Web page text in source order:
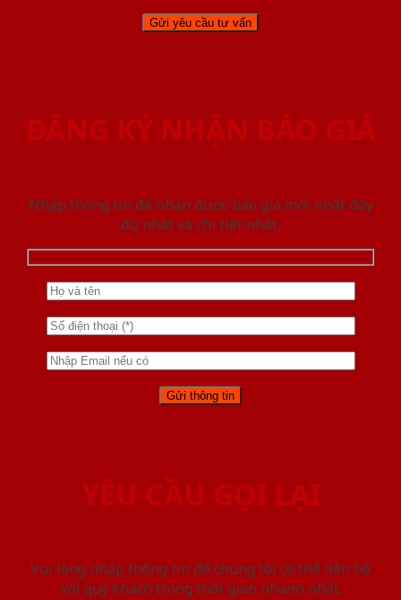
ĐĂNG KÝ NHẬN BÁO GIÁ
Nhập thông tin để nhận được báo giá mới nhât đầy
đủ nhất và chi tiết nhất.
YÊU CẦU GỌI LẠI
Vui lòng nhập thông tin để chúng tôi có thể liên hệ
với quý khách trong thời gian nhanh nhất.